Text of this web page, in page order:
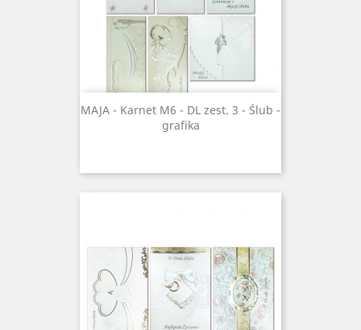
MAJA - Karnet M6 - DL zest. 3 - Ślub -
grafika